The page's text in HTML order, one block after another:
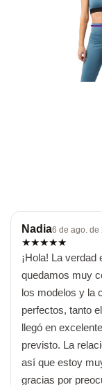
Nadia6 de ago. de
★★★★★
¡Hola! La
quedamos muy
los modelos y la
perfectos, tanto
llegó en
previsto. La
así que estoy
gracias por